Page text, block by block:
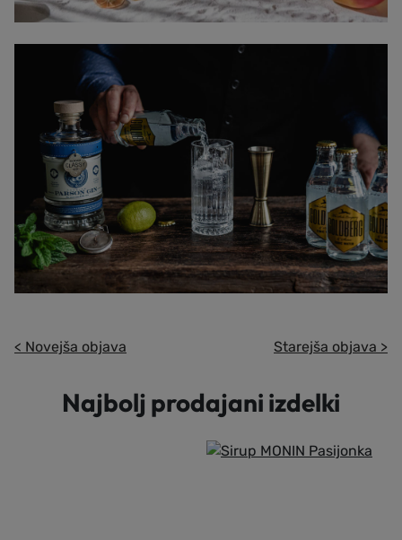
< Novejša objava Starejša objava >
Najbolj prodajani izdelki